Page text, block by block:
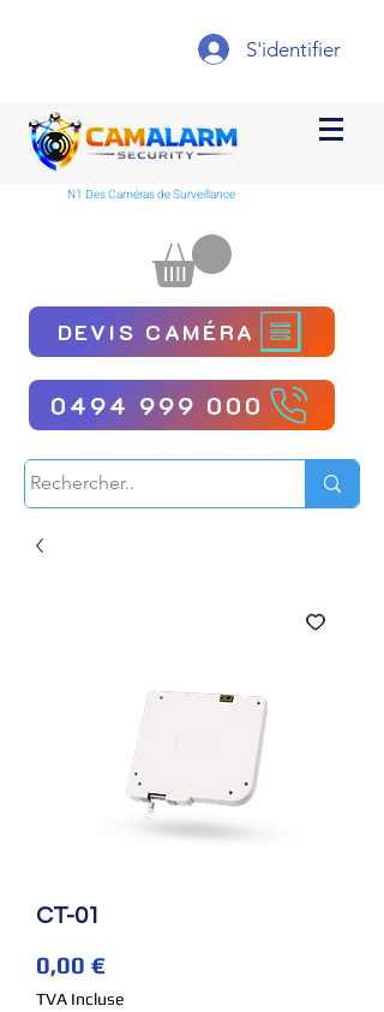
S'identifier
N1 Des Caméras de Surveillance
DEVIS CAMÉRA
0494 999 000
CT-01
0,00 €Prix
TVA Incluse